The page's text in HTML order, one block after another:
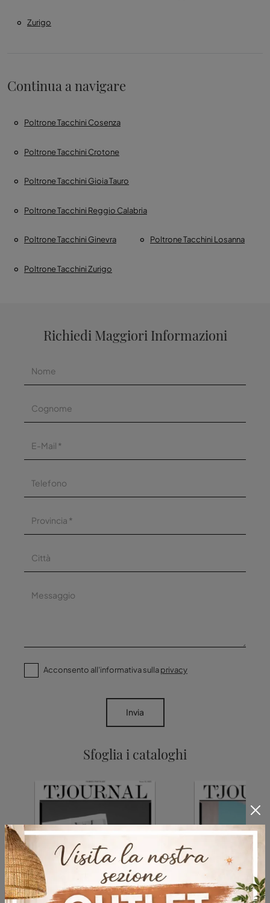
Zurigo
Continua a navigare
Poltrone Tacchini Cosenza
Poltrone Tacchini Crotone
Poltrone Tacchini Gioia Tauro
Poltrone Tacchini Reggio Calabria
Poltrone Tacchini Ginevra Poltrone Tacchini Losanna
Poltrone Tacchini Zurigo
Sfoglia i cataloghi
Richiedi Maggiori Informazioni
Acconsento all'informativa sullaprivacy
Invia